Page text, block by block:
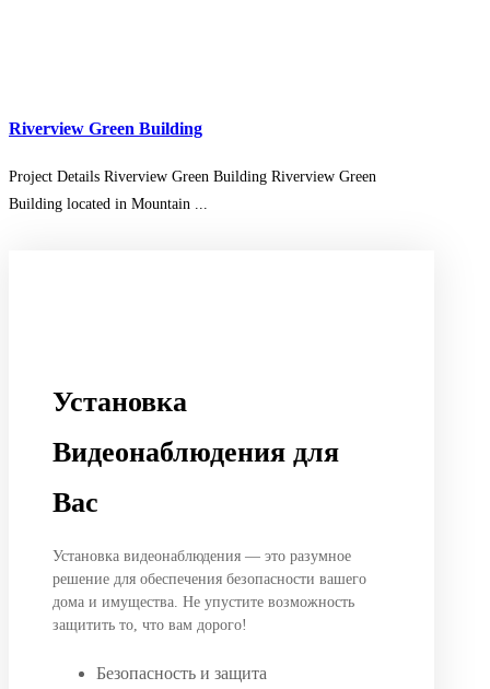
Riverview Green Building
Project Details Riverview Green Building Riverview Green
Building located in Mountain ...
Установка
Видеонаблюдения для
Вас
Установка видеонаблюдения — это разумное
решение для обеспечения безопасности вашего
дома и имущества. Не упустите возможность
защитить то, что вам дорого!
Безопасность и защита